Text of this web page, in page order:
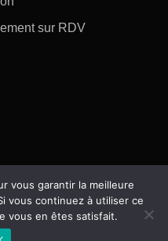
sur RDV
vous garantir la meilleure
vous continuez à utiliser ce
vous en êtes satisfait.